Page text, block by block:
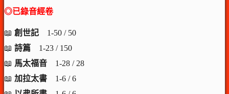
◎已錄音經卷
📖 創世記 1-50 / 50
📖 詩篇 1-23 / 150
📖 馬太福音 1-28 / 28
📖 加拉太書 1-6 / 6